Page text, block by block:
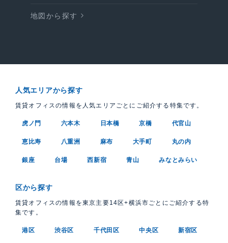
地図から探す
人気エリアから探す
賃貸オフィスの情報を人気エリアごとにご紹介する特集です。
虎ノ門 六本木 日本橋 京橋 代官山
恵比寿 八重洲 麻布 大手町 丸の内
銀座 台場 西新宿 青山 みなとみらい
区から探す
賃貸オフィスの情報を東京主要14区+横浜市ごとにご紹介する特
集です。
港区 渋谷区 千代田区 中央区 新宿区